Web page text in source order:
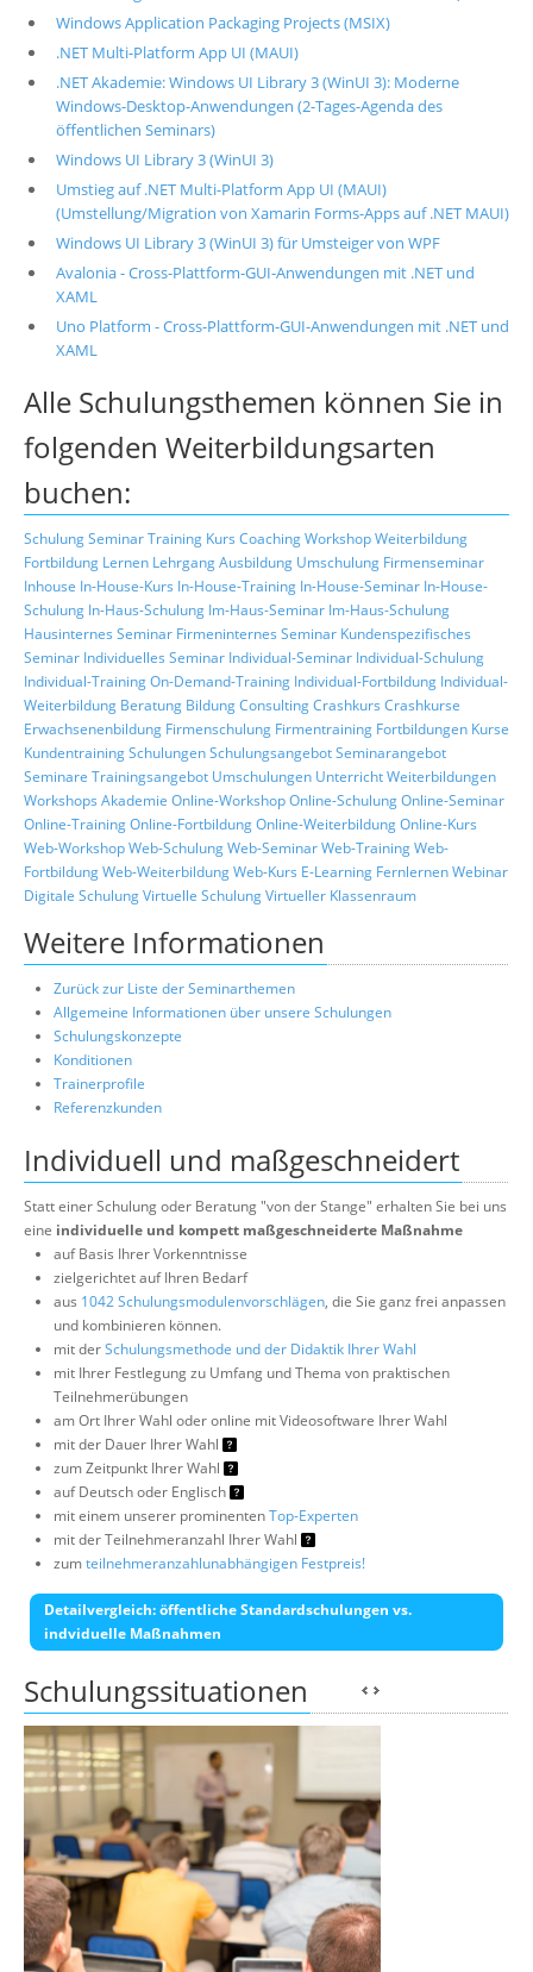
Windows Application Packaging Projects (MSIX)
.NET Multi-Platform App UI (MAUI)
.NET Akademie: Windows UI Library 3 (WinUI 3): Moderne
Windows-Desktop-Anwendungen (2-Tages-Agenda des
öffentlichen Seminars)
Windows UI Library 3 (WinUI 3)
Umstieg auf .NET Multi-Platform App UI (MAUI)
(Umstellung/Migration von Xamarin Forms-Apps auf .NET MAUI)
Windows UI Library 3 (WinUI 3) für Umsteiger von WPF
Avalonia - Cross-Plattform-GUI-Anwendungen mit .NET und
XAML
Uno Platform - Cross-Plattform-GUI-Anwendungen mit .NET und
XAML
Alle Schulungsthemen können Sie in
folgenden Weiterbildungsarten
buchen:
SchulungSeminarTraining Kurs CoachingWorkshopWeiterbildung
Fortbildung Lernen LehrgangAusbildung Umschulung Firmenseminar
Inhouse In-House-Kurs In-House-Training In-House-Seminar In-House-
Schulung In-Haus-Schulung Im-Haus-Seminar Im-Haus-Schulung
Hausinternes Seminar Firmeninternes Seminar Kundenspezifisches
Seminar Individuelles Seminar Individual-Seminar Individual-Schulung
Individual-TrainingOn-Demand-Training Individual-Fortbildung Individual-
Weiterbildung Beratung BildungConsultingCrashkurs Crashkurse
Erwachsenenbildung Firmenschulung Firmentraining Fortbildungen Kurse
KundentrainingSchulungenSchulungsangebotSeminarangebot
Seminare Trainingsangebot Umschulungen UnterrichtWeiterbildungen
Workshops Akademie Online-WorkshopOnline-SchulungOnline-Seminar
Online-TrainingOnline-FortbildungOnline-WeiterbildungOnline-Kurs
Web-WorkshopWeb-SchulungWeb-SeminarWeb-TrainingWeb-
FortbildungWeb-WeiterbildungWeb-Kurs E-Learning FernlernenWebinar
Digitale SchulungVirtuelle SchulungVirtueller Klassenraum
Weitere Informationen
Zurück zur Liste der Seminarthemen
Allgemeine Informationen über unsere Schulungen
Schulungskonzepte
Konditionen
Trainerprofile
Referenzkunden
Individuell und maßgeschneidert
Statt einer Schulung oder Beratung "von der Stange" erhalten Sie bei uns
eine individuelle und kompett maßgeschneiderte Maßnahme
auf Basis Ihrer Vorkenntnisse
zielgerichtet auf Ihren Bedarf
aus 1042 Schulungsmodulenvorschlägen, die Sie ganz frei anpassen
und kombinieren können.
mit derSchulungsmethode und der Didaktik Ihrer Wahl
mit Ihrer Festlegung zu Umfang und Thema von praktischen
Teilnehmerübungen
am Ort Ihrer Wahl oder online mit Videosoftware Ihrer Wahl
mit der Dauer Ihrer Wahl
zum Zeitpunkt Ihrer Wahl
auf Deutsch oder Englisch
mit einem unserer prominentenTop-Experten
mit der Teilnehmeranzahl Ihrer Wahl
zumteilnehmeranzahlunabhängigen Festpreis!
Detailvergleich: öffentliche Standardschulungen vs.
indviduelle Maßnahmen
Schulungssituationen